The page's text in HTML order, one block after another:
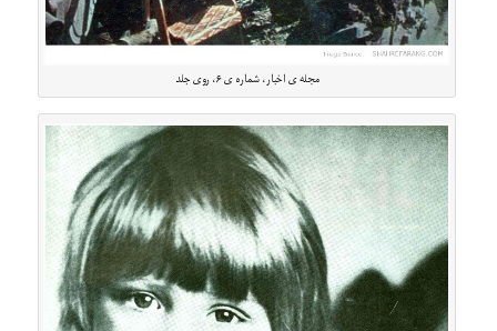
مجله ی اخبار، شماره ی ۶، روی جلد